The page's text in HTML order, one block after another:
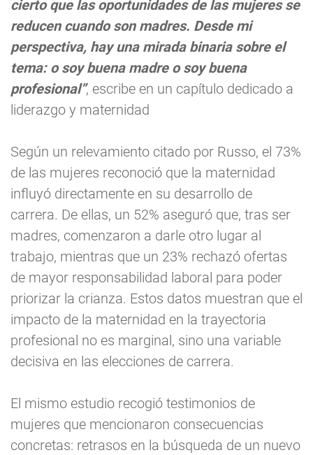
cierto que las oportunidades de las mujeres se
reducen cuando son madres. Desde mi
perspectiva, hay una mirada binaria sobre el
tema: o soy buena madre o soy buena
profesional”, escribe en un capítulo dedicado a
liderazgo y maternidad
Según un relevamiento citado por Russo, el 73%
de las mujeres reconoció que la maternidad
influyó directamente en su desarrollo de
carrera. De ellas, un 52% aseguró que, tras ser
madres, comenzaron a darle otro lugar al
trabajo, mientras que un 23% rechazó ofertas
de mayor responsabilidad laboral para poder
priorizar la crianza. Estos datos muestran que el
impacto de la maternidad en la trayectoria
profesional no es marginal, sino una variable
decisiva en las elecciones de carrera.
El mismo estudio recogió testimonios de
mujeres que mencionaron consecuencias
concretas: retrasos en la búsqueda de un nuevo